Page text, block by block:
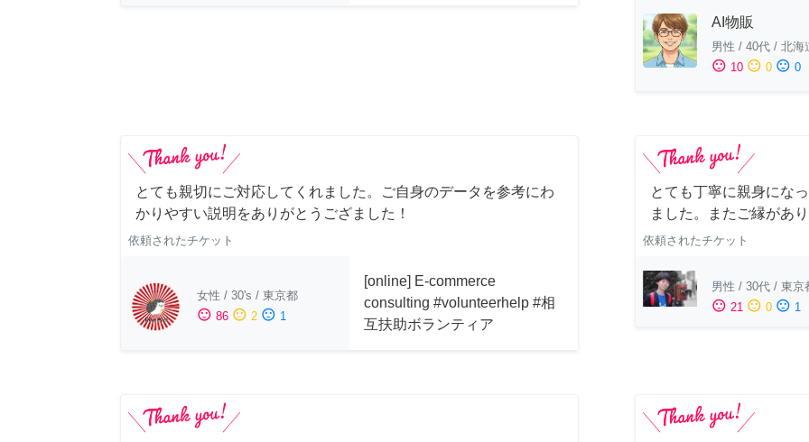
AI物販
男性 / 40代 / 北海
sentiment_satisfied 10 sentiment_neutral 0 sentiment_dissatisfied 0
とても親切にご対応してくれました。ご自身のデータを参考にわ
かりやすい説明をありがとうござました！
依頼されたチケット
女性 / 30's / 東京都
sentiment_satisfied 86 sentiment_neutral 2 sentiment_dissatisfied 1
[online] E-commerce
consulting #volunteerhelp #相
互扶助ボランティア
とても丁寧に親身にな
ました。またご縁があ
依頼されたチケット
男性 / 30代 / 東京
sentiment_satisfied 21 sentiment_neutral 0 sentiment_dissatisfied 1